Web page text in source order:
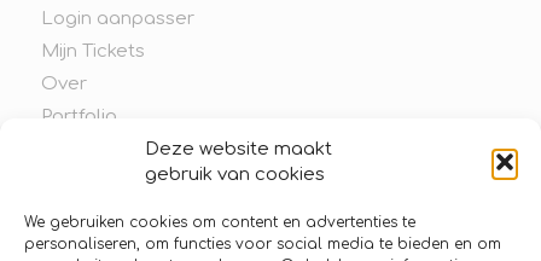
Deze website maakt
gebruik van cookies
We gebruiken cookies om content en advertenties te
personaliseren, om functies voor social media te bieden en om
Login aanpasser
Mijn Tickets
Over
Portfolio
Ticket Indienen